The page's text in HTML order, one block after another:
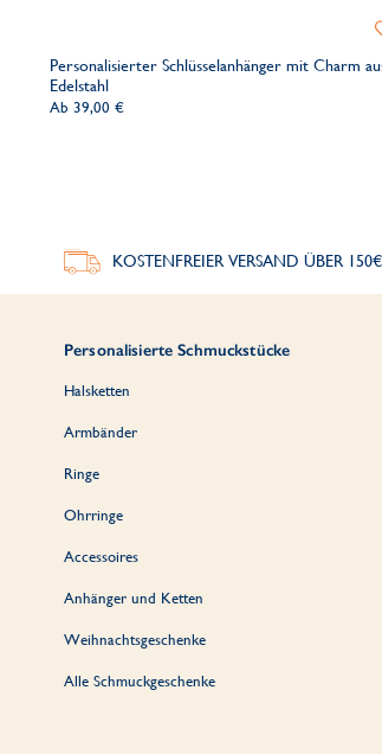
Personalisierter Schlüsselanhänger mit Charm
Edelstahl
Ab 39,00 €
KOSTENFREIER VERSAND ÜBER 150€
Personalisierte Schmuckstücke
Halsketten
Armbänder
Ringe
Ohrringe
Accessoires
Anhänger und Ketten
Weihnachtsgeschenke
Alle Schmuckgeschenke